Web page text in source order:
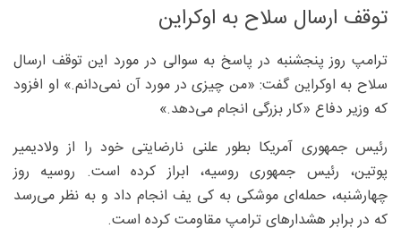
توقف ارسال سلاح به اوکراین
ترامپ روز پنجشنبه در پاسخ به سوالی در مورد این توقف ارسال
سلاح به اوکراین گفت: «من چیزی در مورد آن نمی‌دانم.» او افزود
که وزیر دفاع «کار بزرگی انجام می‌دهد.»
رئیس جمهوری آمریکا بطور علنی نارضایتی خود را از ولادیمیر
پوتین، رئیس جمهوری روسیه، ابراز کرده است. روسیه روز
چهارشنبه، حمله‌ای موشکی به کی یف انجام داد و به نظر می‌رسد
که در برابر هشدارهای ترامپ مقاومت کرده است.